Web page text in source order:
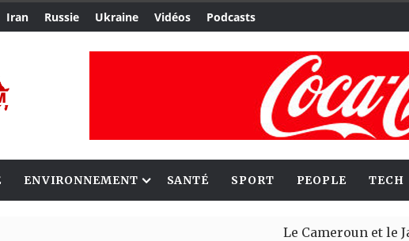
Iran Russie Ukraine Vidéos Podcasts
ENVIRONNEMENT SANTÉ SPORT PEOPLE TECH
Le Cameroun et le Japon